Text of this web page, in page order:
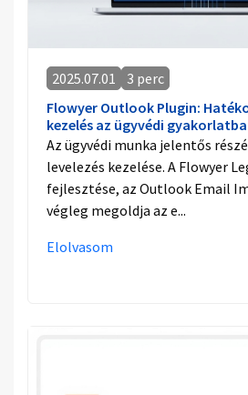
2025.07.01
3 perc
Flowyer Outlook Plugin:
kezelés az ügyvédi
Az ügyvédi munka jelentős
levelezés kezelése. A Flowyer
fejlesztése, az Outlook Email
végleg megoldja az e...
Elolvasom